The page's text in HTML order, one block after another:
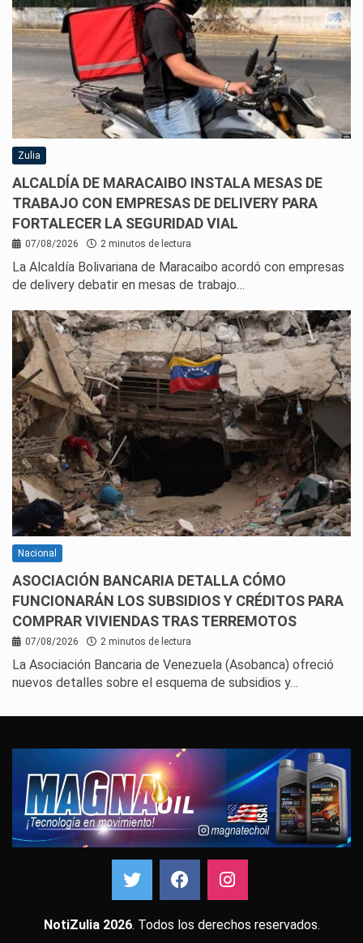
Zulia
ALCALDÍA DE MARACAIBO INSTALA MESAS DE
TRABAJO CON EMPRESAS DE DELIVERY PARA
FORTALECER LA SEGURIDAD VIAL
07/08/2026 2 minutos de lectura
La Alcaldía Bolivariana de Maracaibo acordó con empresas
de delivery debatir en mesas de trabajo…
Nacional
ASOCIACIÓN BANCARIA DETALLA CÓMO
FUNCIONARÁN LOS SUBSIDIOS Y CRÉDITOS PARA
COMPRAR VIVIENDAS TRAS TERREMOTOS
07/08/2026 2 minutos de lectura
La Asociación Bancaria de Venezuela (Asobanca) ofreció
nuevos detalles sobre el esquema de subsidios y…
NotiZulia 2026. Todos los derechos reservados.